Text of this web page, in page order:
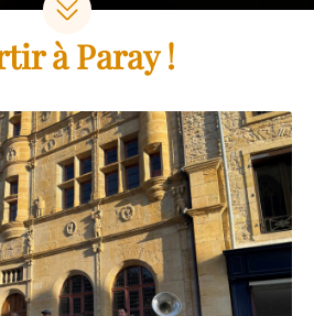
à Paray !